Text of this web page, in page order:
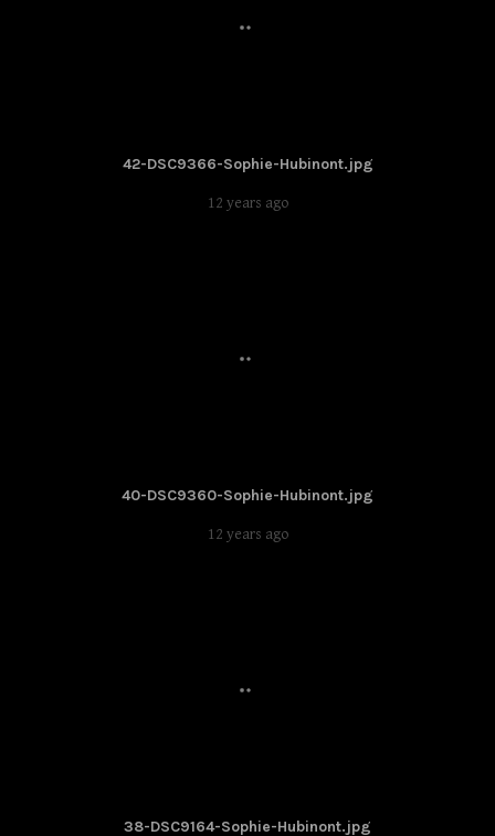
42-DSC9366-Sophie-Hubinont.jpg
12 years ago
40-DSC9360-Sophie-Hubinont.jpg
12 years ago